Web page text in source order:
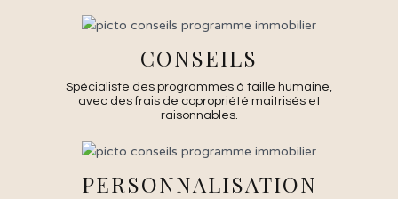
CONSEILS
Spécialiste des programmes à taille humaine,
avec des frais de copropriété maitrisés et
raisonnables.
PERSONNALISATION